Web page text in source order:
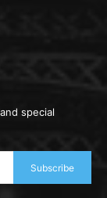
special
Subscribe